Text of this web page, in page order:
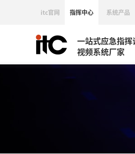
itc官网 指挥中心 系统产品
一站式应急指
视频系统厂家